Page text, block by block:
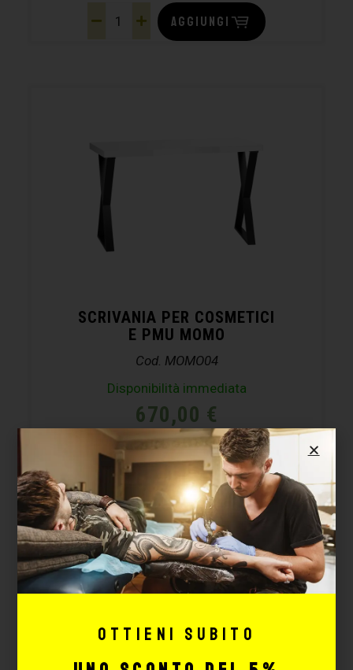
AGGIUNGI
SCRIVANIA PER COSMETICI
E PMU MOMO
Cod. MOMO04
Disponibilità immediata
670,00 €
AGGIUNGI
Ottieni subito